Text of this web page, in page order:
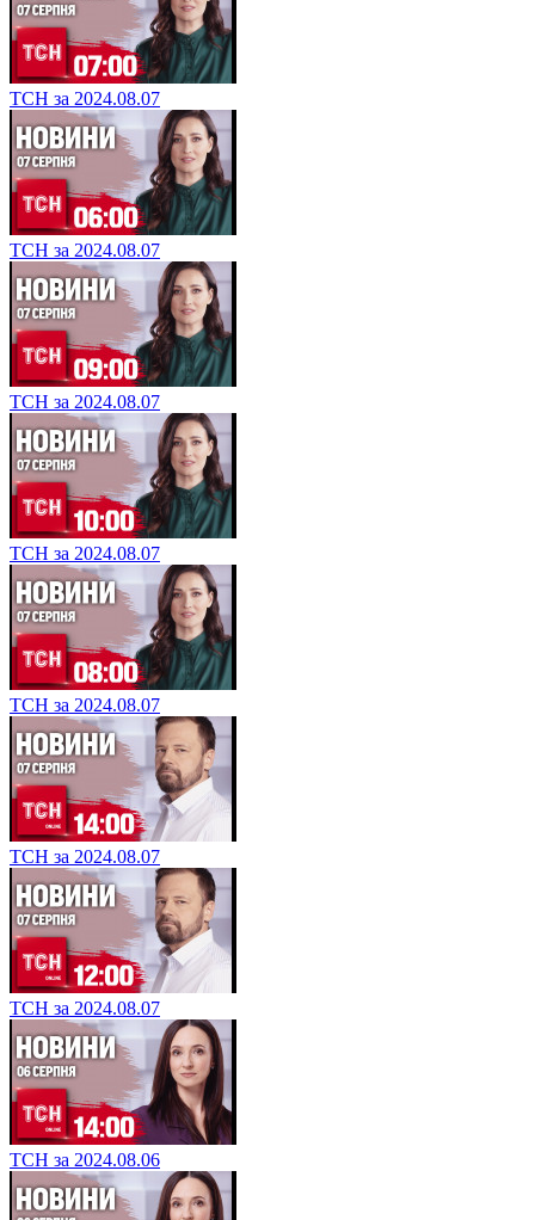
ТСН за 2024.08.07
ТСН за 2024.08.07
ТСН за 2024.08.07
ТСН за 2024.08.07
ТСН за 2024.08.07
ТСН за 2024.08.07
ТСН за 2024.08.07
ТСН за 2024.08.06